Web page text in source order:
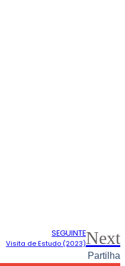
SEGUINTE
Visita de Estudo (2023)Next
Partilha